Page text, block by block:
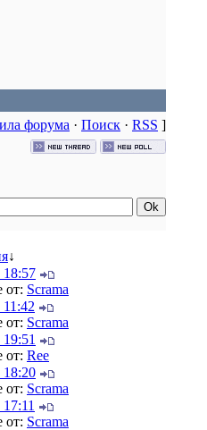
форума · Поиск · RSS ]
↓
18:57
от: Scrama
от: Scrama
от: Ree
18:20
от: Scrama
от: Scrama